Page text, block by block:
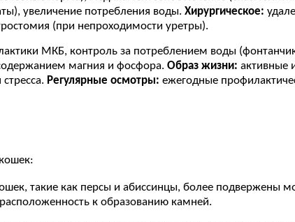
увеличение потребления воды. Хирургическое:
(при непроходимости уретры).
МКБ, контроль за потреблением воды
магния и фосфора. Образ жизни: активные
Регулярные осмотры: ежегодные
такие как персы и абиссинцы, более подвержены
к образованию камней.